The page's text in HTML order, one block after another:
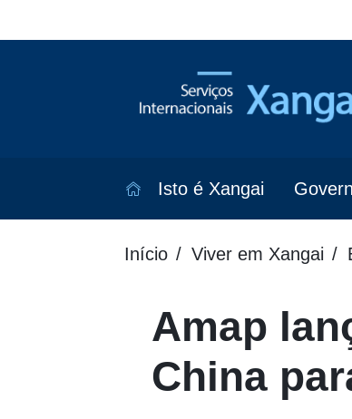
Isto é Xangai
Início Viver em Xangai
Amap
China